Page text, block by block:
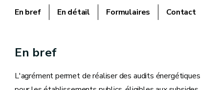
En bref En détail Formulaires Contact
En bref
L'agrément permet de réaliser des audits énergétiques